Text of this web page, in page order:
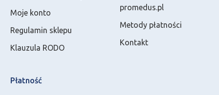
Moje konto
Regulamin sklepu
Klauzula RODO
promedus.pl
Metody płatności
Kontakt
Płatność